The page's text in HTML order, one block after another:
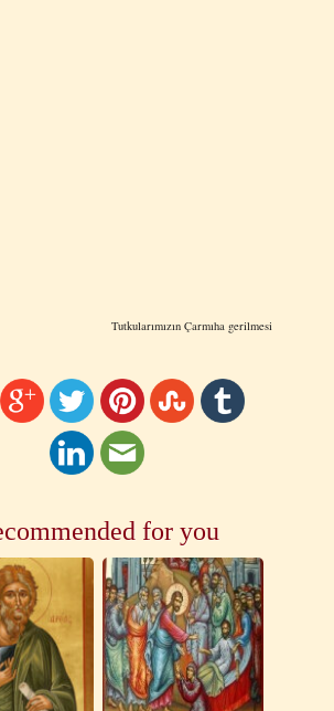
Tutkularımızın Çarmıha gerilmesi
for you